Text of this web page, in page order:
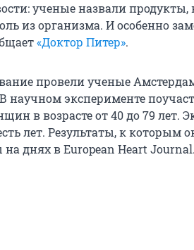
ученые назвали
из организма. И особенно
«Доктор Питер».
провели ученые
научном эксперименте
в возрасте от 40 до 79 лет.
лет. Результаты, к
днях в European Heart Journal.